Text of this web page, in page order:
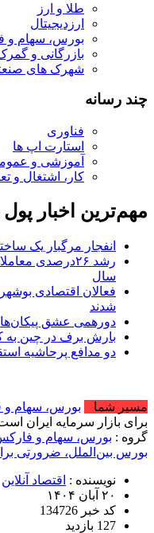
طلا و ارز
ارزدیجیتال
بورس، سهام و
بازرگانی و
شهرک های
چند رسانه
فناوری
استارت اپ ها
آموزشی و
کار، اشتغال و
مهم‌ترین اخبار
انفجار مرگبار یک
سال
فعالان اقتصادی
شدند
دورهمی عشق پیکان‌ها
بارش برف در چین به
دو مدافع پرحاشیه
مسیر شما
بورس، سهام
برای بازار سرمایه ایران
گروه : بورس، سهام و
بورس بین‌الملل، ضرورتی
نویسنده : اقتصاد آنلاین
۲۰ آبان ۱۴۰۴
کد خبر 134726
127 بازدید